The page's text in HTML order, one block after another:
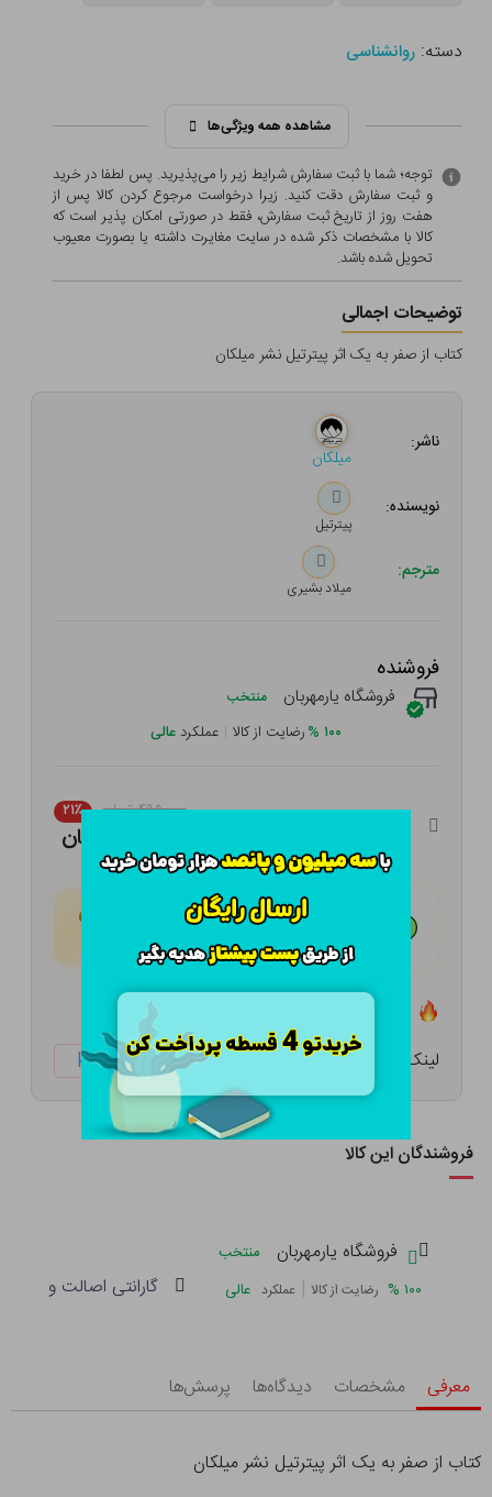
دسته:روانشناسی
مشاهده همه ویژگی‌ها
توجه؛ شما با ثبت سفارش شرایط زیر را می‌پذیرید. پس لطفا در خرید
و ثبت سفارش دقت کنید. زیرا درخواست مرجوع کردن کالا پس از
هفت روز از تاریخ ثبت سفارش، فقط در صورتی امکان پذیر است که
کالا با مشخصات ذکر شده در سایت مغایرت داشته یا بصورت معيوب
تحویل شده باشد.
توضیحات اجمالی
کتاب از صفر به یک اثر پیترتیل نشر میلکان
ناشر:
میلکان
نویسنده:
پیترتیل
مترجم:
میلاد بشیری
فروشنده
فروشگاه یارمهربان منتخب
۱۰۰ %رضایت از کالا | عملکرد عالی
۴۹۵,۰۰۰ تومان ۲۱٪
هـر قسط با تــرب‌پــی:
۴ قسط مــاهـانـه؛ بـدون سـود، چـک و ضـامـن
لینک کوتاه: ketabtala.com/sbp-53654
فروشندگان این کالا
فروشگاه یارمهربان
منتخب
۱۰۰ % رضایت از کالا | عملکرد عالی گارانتی اصالت و
معرفی مشخصات دیدگاه‌ها پرسش‌ها
کتاب از صفر به یک اثر پیترتیل نشر میلکان